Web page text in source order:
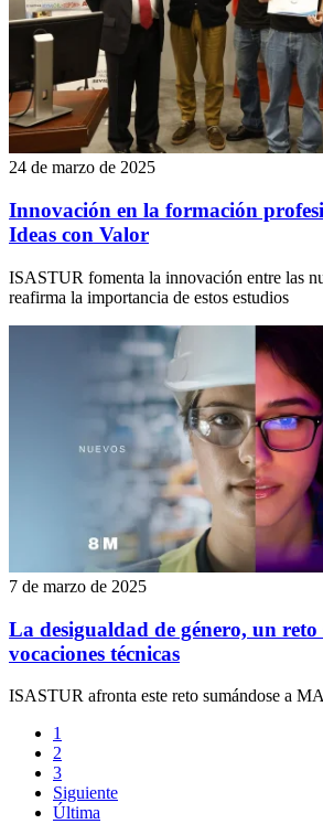
24 de marzo de 2025
Innovación en la formación
Ideas con Valor
ISASTUR fomenta la innovación entre las
reafirma la importancia de estos estudios
7 de marzo de 2025
La desigualdad de género, un
vocaciones técnicas
ISASTUR afronta este reto sumándose a
1
2
3
Siguiente
Última